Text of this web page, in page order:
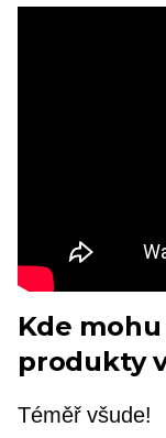
Kde
produkty
Téměř všude!